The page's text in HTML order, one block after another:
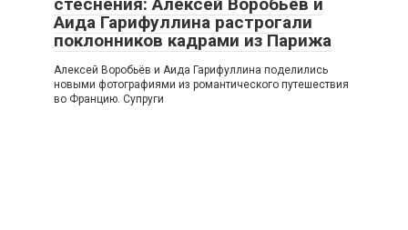
стеснения: Алексей Воробьёв и
Аида Гарифуллина растрогали
поклонников кадрами из Парижа
Алексей Воробьёв и Аида Гарифуллина поделились
новыми фотографиями из романтического путешествия
во Францию. Супруги